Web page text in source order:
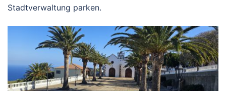
Stadtverwaltung parken.